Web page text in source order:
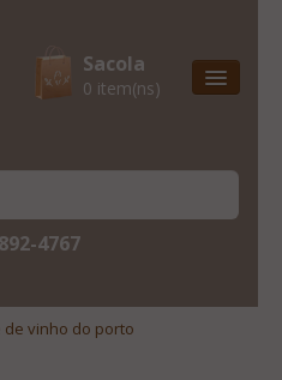
Sacola
0 item(ns)
2017
Desejos
4767
de vinho do porto